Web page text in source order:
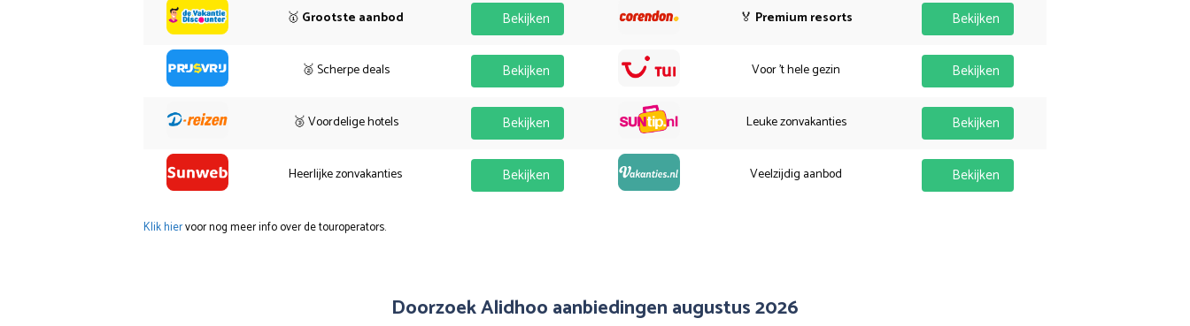
🥇 Grootste aanbod Bekijken
🥈 Scherpe deals Bekijken
🥉 Voordelige hotels Bekijken
Heerlijke zonvakanties Bekijken
🏅 Premium resorts Bekijken
Voor 't hele gezin Bekijken
Leuke zonvakanties Bekijken
Veelzijdig aanbod Bekijken
Klik hiervoor nog meer info over de touroperators.
Doorzoek Alidhoo aanbiedingen augustus 2026